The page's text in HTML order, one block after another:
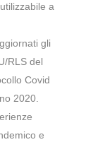
a
gli
RLS del
Covid
2020
e